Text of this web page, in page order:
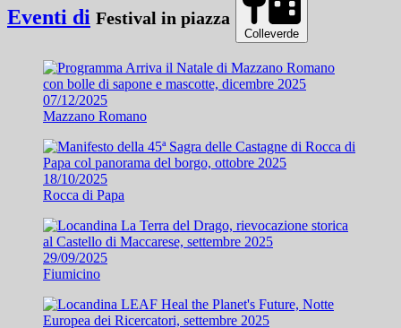
Eventi di Festival in piazza
Colleverde
07/12/2025
Mazzano Romano
18/10/2025
Rocca di Papa
29/09/2025
Fiumicino